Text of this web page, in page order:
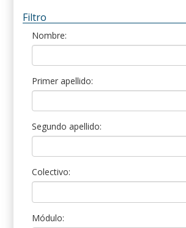
Filtro
Nombre:
Primer apellido:
Segundo apellido:
Colectivo:
Módulo: